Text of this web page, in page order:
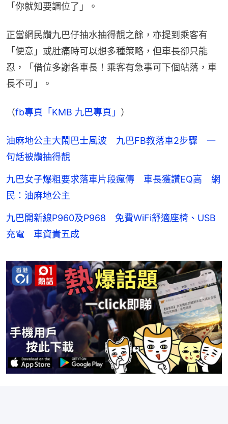
「你就知要調位了」。
正當網民讚九巴仔抽水抽得靚之餘，亦提到乘客有
「便意」或肚痛時可以想多種策略，但車長卻只能
忍，「借位多謝各車長！乘客有急事可下個站落，車
長不可」。
（fb專頁「KMB 九巴專頁」 ）
油麻地公主大鬧巴士風波 九巴FB教落車2步驟 一
句話被讚抽得靚
九巴女子爆粗要求落車片段瘋傳 車長獲讚EQ高 網
民：油麻地公主
九巴開新線P960及P968 免費WiFi舒適座椅、USB
充電 車資貴五成